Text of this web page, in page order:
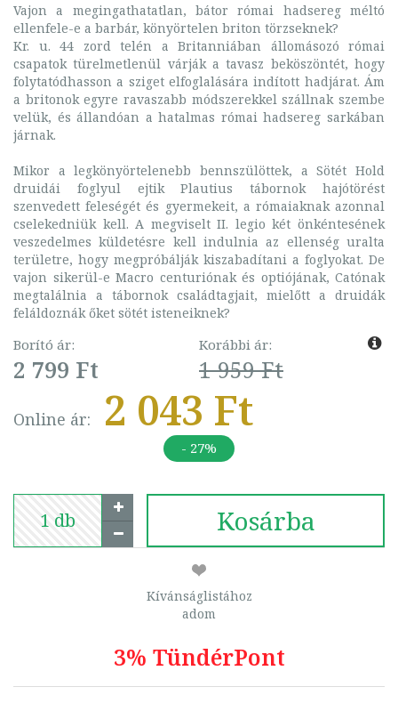
Vajon a megingathatatlan, bátor római hadsereg méltó
ellenfele-e a barbár, könyörtelen briton törzseknek?
Kr. u. 44 zord telén a Britanniában állomásozó római
csapatok türelmetlenül várják a tavasz beköszöntét, hogy
folytatódhasson a sziget elfoglalására indított hadjárat. Ám
a britonok egyre ravaszabb módszerekkel szállnak szembe
velük, és állandóan a hatalmas római hadsereg sarkában
járnak.
Mikor a legkönyörtelenebb bennszülöttek, a Sötét Hold
druidái foglyul ejtik Plautius tábornok hajótörést
szenvedett feleségét és gyermekeit, a rómaiaknak azonnal
cselekedniük kell. A megviselt II. legio két önkéntesének
veszedelmes küldetésre kell indulnia az ellenség uralta
területre, hogy megpróbálják kiszabadítani a foglyokat. De
vajon sikerül-e Macro centuriónak és optiójának, Catónak
megtalálnia a tábornok családtagjait, mielőtt a druidák
feláldoznák őket sötét isteneiknek?
Borító ár:
2 799 Ft
Korábbi ár:
1 959 Ft
Online ár: 2 043 Ft
- 27%
Kosárba
Kívánságlistához
adom
3% TündérPont